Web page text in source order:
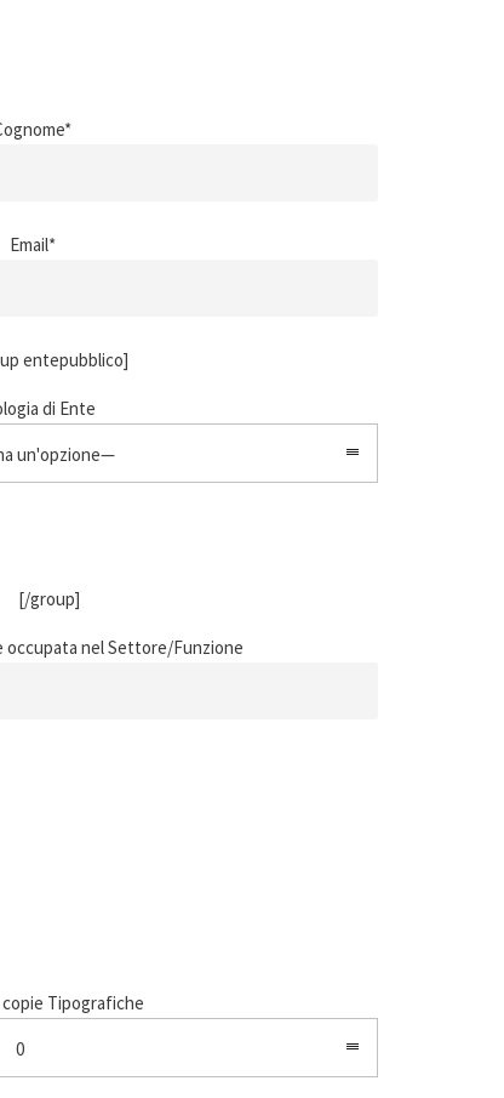
Email*
entepubblico]
di Ente
un'opzione—
[/group]
occupata nel Settore/Funzione
Tipografiche
0